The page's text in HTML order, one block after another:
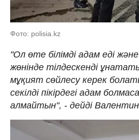
Фото: polisia.kz
"Ол өте білімді адам еді
жөнінде тілдескенді
мұқият сөйлесу керек
секілді пікірдегі адам
алмайтын", - дейді